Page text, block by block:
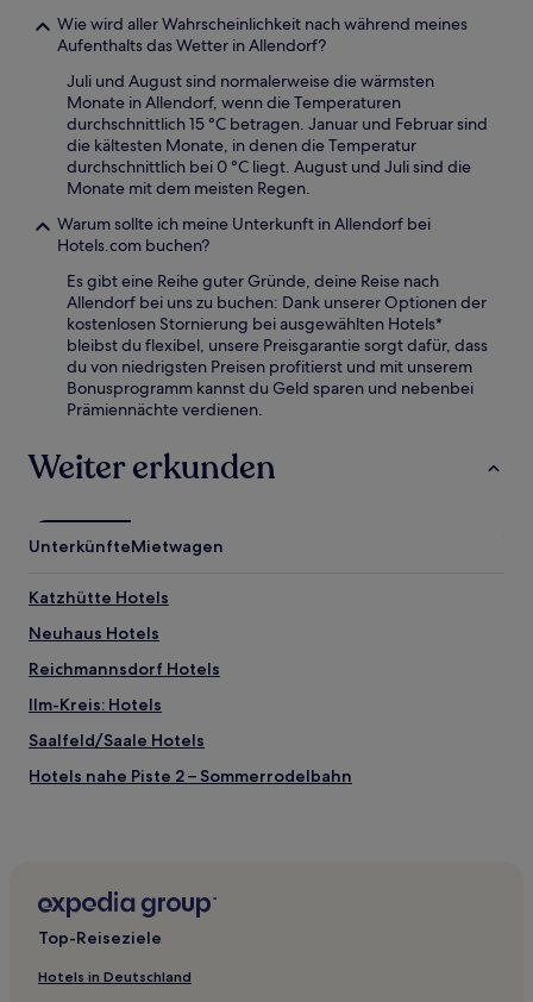
Wie wird aller Wahrscheinlichkeit nach während meines
Aufenthalts das Wetter in Allendorf?
Juli und August sind normalerweise die wärmsten
Monate in Allendorf, wenn die Temperaturen
durchschnittlich 15 °C betragen. Januar und Februar sind
die kältesten Monate, in denen die Temperatur
durchschnittlich bei 0 °C liegt. August und Juli sind die
Monate mit dem meisten Regen.
Warum sollte ich meine Unterkunft in Allendorf bei
Hotels.com buchen?
Es gibt eine Reihe guter Gründe, deine Reise nach
Allendorf bei uns zu buchen: Dank unserer Optionen der
kostenlosen Stornierung bei ausgewählten Hotels*
bleibst du flexibel, unsere Preisgarantie sorgt dafür, dass
du von niedrigsten Preisen profitierst und mit unserem
Bonusprogramm kannst du Geld sparen und nebenbei
Prämiennächte verdienen.
Weiter erkunden
UnterkünfteMietwagen
Katzhütte Hotels
Neuhaus Hotels
Reichmannsdorf Hotels
Ilm-Kreis: Hotels
Saalfeld/Saale Hotels
Hotels nahe Piste 2 – Sommerrodelbahn
Hotels nahe Bahnhof Ilmenau Bad
Hotels nahe Bahnhof Stützerbach
Ilmenau Hotels
Top-Reiseziele
Hotels in Deutschland